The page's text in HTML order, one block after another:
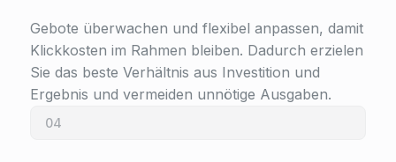
Gebote überwachen und flexibel anpassen, damit
Klickkosten im Rahmen bleiben. Dadurch erzielen
Sie das beste Verhältnis aus Investition und
Ergebnis und vermeiden unnötige Ausgaben.
04